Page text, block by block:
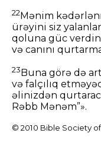
22Mənim
ürəyini siz
qoluna güc
və canını
23 Buna görə də
və falçılıq
əlinizdən
Rəbb Mənəm”».
© 2010 Bible Society